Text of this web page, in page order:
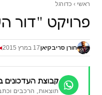
ראשי › כדורגל
פרויקט "דור
חורן סריבקיאן17 במרץ 2015
קבוצת העדכונים
תוצאות, הרכבים